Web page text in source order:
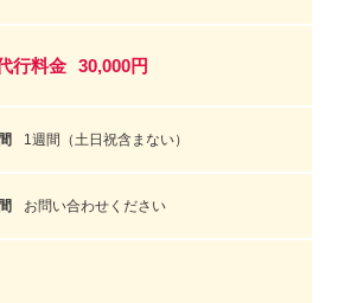
30,000円
1週間（土日祝含まない）
お問い合わせください